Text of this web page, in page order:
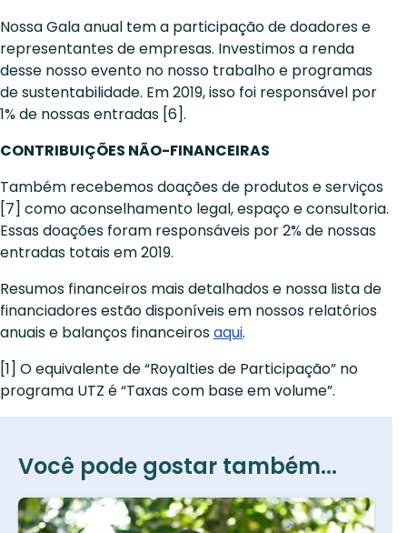
Nossa Gala anual tem a participação de doadores e
representantes de empresas. Investimos a renda
desse nosso evento no nosso trabalho e programas
de sustentabilidade. Em 2019, isso foi responsável por
1% de nossas entradas [6].
CONTRIBUIÇÕES NÃO-FINANCEIRAS
Também recebemos doações de produtos e serviços
[7] como aconselhamento legal, espaço e consultoria.
Essas doações foram responsáveis por 2% de nossas
entradas totais em 2019.
Resumos financeiros mais detalhados e nossa lista de
financiadores estão disponíveis em nossos relatórios
anuais e balanços financeirosaqui.
[1] O equivalente de “Royalties de Participação” no
programa UTZ é “Taxas com base em volume”.
Você pode gostar também...